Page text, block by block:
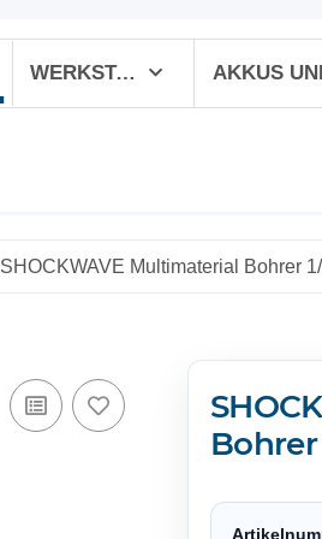
WERKSTATT
SHOCKWAVE Multimaterial Bohrer